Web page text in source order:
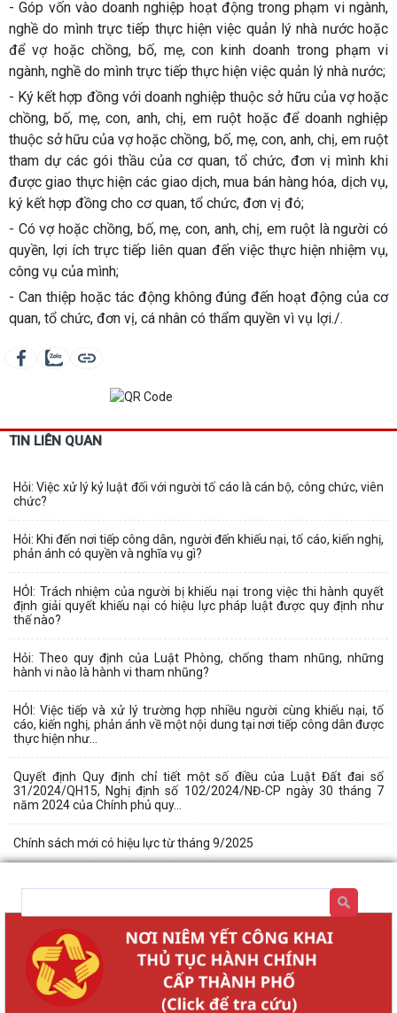
- Góp vốn vào doanh nghiệp hoạt động trong phạm vi ngành,
nghề do mình trực tiếp thực hiện việc quản lý nhà nước hoặc
để vợ hoặc chồng, bố, mẹ, con kinh doanh trong phạm vi
ngành, nghề do mình trực tiếp thực hiện việc quản lý nhà nước;
- Ký kết hợp đồng với doanh nghiệp thuộc sở hữu của vợ hoặc
chồng, bố, mẹ, con, anh, chị, em ruột hoặc để doanh nghiệp
thuộc sở hữu của vợ hoặc chồng, bố, mẹ, con, anh, chị, em ruột
tham dự các gói thầu của cơ quan, tổ chức, đơn vị mình khi
được giao thực hiện các giao dịch, mua bán hàng hóa, dịch vụ,
ký kết hợp đồng cho cơ quan, tổ chức, đơn vị đó;
- Có vợ hoặc chồng, bố, mẹ, con, anh, chị, em ruột là người có
quyền, lợi ích trực tiếp liên quan đến việc thực hiện nhiệm vụ,
công vụ của mình;
- Can thiệp hoặc tác động không đúng đến hoạt động của cơ
quan, tổ chức, đơn vị, cá nhân có thẩm quyền vì vụ lợi./.
TIN LIÊN QUAN
Hỏi: Việc xử lý kỷ luật đối với người tố cáo là cán bộ, công chức, viên
chức?
Hỏi: Khi đến nơi tiếp công dân, người đến khiếu nại, tố cáo, kiến nghị,
phản ánh có quyền và nghĩa vụ gì?
HỎI: Trách nhiệm của người bị khiếu nại trong việc thi hành quyết
định giải quyết khiếu nại có hiệu lực pháp luật được quy định như
thế nào?
Hỏi: Theo quy định của Luật Phòng, chống tham nhũng, những
hành vi nào là hành vi tham nhũng?
HỎI: Việc tiếp và xử lý trường hợp nhiều người cùng khiếu nại, tố
cáo, kiến nghị, phản ánh về một nội dung tại nơi tiếp công dân được
thực hiện như...
Quyết định Quy định chỉ tiết một số điều của Luật Đất đai số
31/2024/QH15, Nghị định số 102/2024/NĐ-CP ngày 30 tháng 7
năm 2024 của Chính phủ quy...
Chính sách mới có hiệu lực từ tháng 9/2025